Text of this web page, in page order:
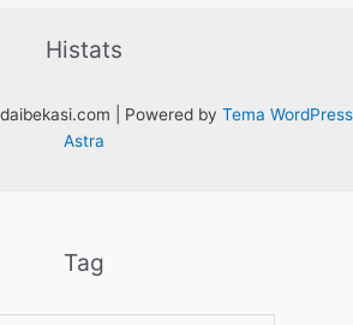
Histats
| Powered by Tema WordPress
Astra
Tag